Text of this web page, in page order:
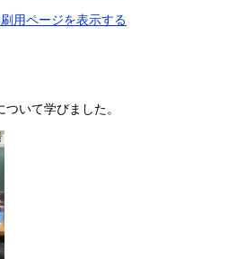
用ページを表示する
いて学びました。